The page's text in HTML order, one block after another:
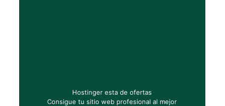
Hostinger esta de ofertas
Consigue tu sitio web profesional al mejor